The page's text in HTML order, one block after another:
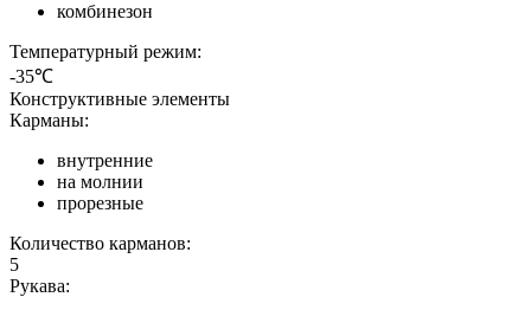
комбинезон
Температурный режим:
-35℃
Конструктивные элементы
Карманы:
внутренние
на молнии
прорезные
Количество карманов:
5
Рукава: